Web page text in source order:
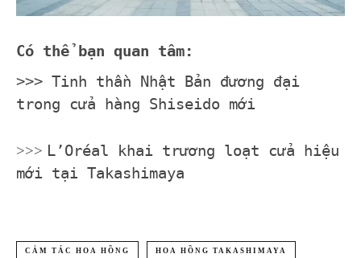
Có thể bạn quan tâm:
>>> Tinh thần Nhật Bản đương đại
trong cửa hàng Shiseido mới
>>> L’Oréal khai trương loạt cửa hiệu
mới tại Takashimaya
CẢM TÁC HOA HỒNG HOA HỒNG TAKASHIMAYA